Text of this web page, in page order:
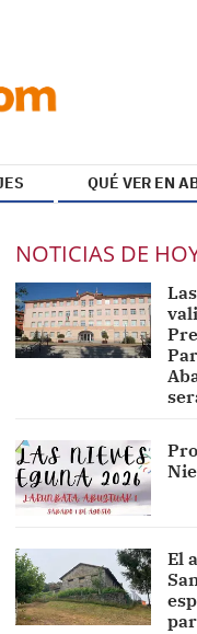
QUÉ VER EN
NOTICIAS DE
El